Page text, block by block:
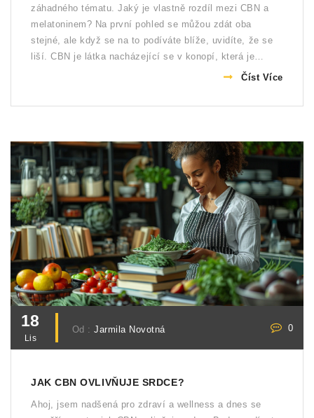
záhadného tématu. Jaký je vlastně rozdíl mezi CBN a
melatoninem? Na první pohled se můžou zdát oba
stejné, ale když se na to podíváte blíže, uvidíte, že se
liší. CBN je látka nacházející se v konopí, která je
známá pro své relaxační účinky, zatímco melatonin je
více o tom, jak se tyto dva liší a jak mohou ovlivnit
Číst Více
18
Lis
Od :Jarmila Novotná 0
JAK CBN OVLIVŇUJE SRDCE?
Ahoj, jsem nadšená pro zdraví a wellness a dnes se